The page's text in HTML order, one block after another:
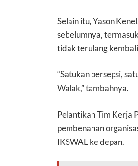
Selain itu, Yason
sebelumnya,
tidak terulang
“Satukan persepsi,
Walak,” tambahnya.
Pelantikan Tim Kerja
pembenahan
IKSWAL ke depan.